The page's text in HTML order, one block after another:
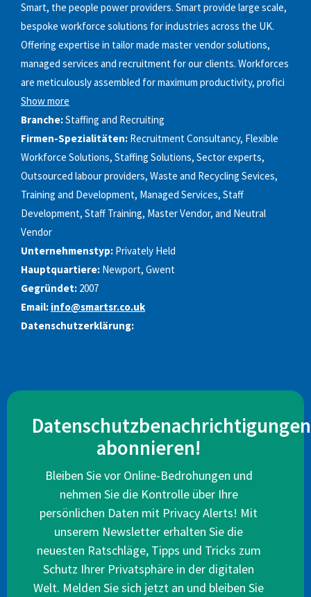
Smart, the people power providers. Smart provide large scale,
bespoke workforce solutions for industries across the UK.
Offering expertise in tailor made master vendor solutions,
managed services and recruitment for our clients. Workforces
are meticulously assembled for maximum productivity, profici
Show more
Branche:Staffing and Recruiting
Firmen-Spezialitäten: Recruitment Consultancy, Flexible
Workforce Solutions, Staffing Solutions, Sector experts,
Outsourced labour providers, Waste and Recycling Sevices,
Training and Development, Managed Services, Staff
Development, Staff Training, Master Vendor, and Neutral
Vendor
Unternehmenstyp: Privately Held
Hauptquartiere: Newport, Gwent
Gegründet: 2007
Email: info@smartsr.co.uk
Datenschutzerklärung:
Datenschutzbenachrichtigungen
abonnieren!
Bleiben Sie vor Online-Bedrohungen und
nehmen Sie die Kontrolle über Ihre
persönlichen Daten mit Privacy Alerts! Mit
unserem Newsletter erhalten Sie die
neuesten Ratschläge, Tipps und Tricks zum
Schutz Ihrer Privatsphäre in der digitalen
Welt. Melden Sie sich jetzt an und bleiben Sie